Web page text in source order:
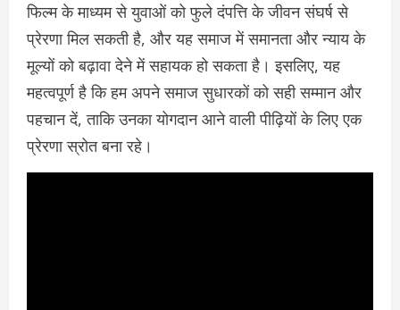
फिल्म के माध्यम से युवाओं को फुले दंपत्ति के जीवन संघर्ष से
प्रेरणा मिल सकती है, और यह समाज में समानता और न्याय के
मूल्यों को बढ़ावा देने में सहायक हो सकता है। इसलिए, यह
महत्वपूर्ण है कि हम अपने समाज सुधारकों को सही सम्मान और
पहचान दें, ताकि उनका योगदान आने वाली पीढ़ियों के लिए एक
प्रेरणा स्रोत बना रहे।